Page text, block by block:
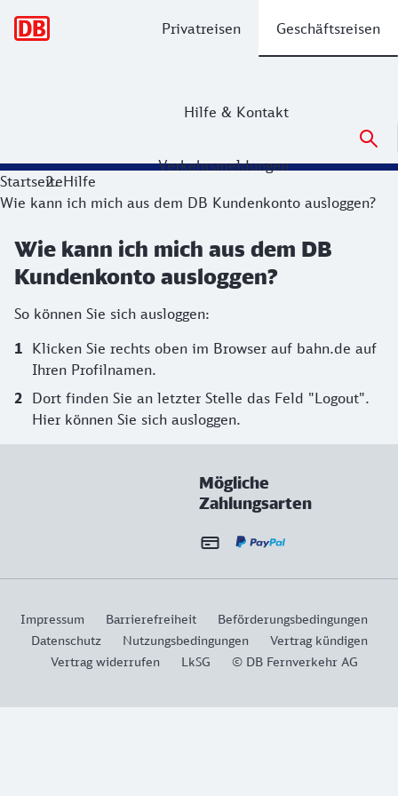
Privatreisen Geschäftsreisen
Hilfe & Kontakt
Verkehrsmeldungen
StartseiteHilfe
Wie kann ich mich aus dem DB Kundenkonto ausloggen?
Wie kann ich mich aus dem DB
Kundenkonto ausloggen?
So können Sie sich ausloggen:
Klicken Sie rechts oben im Browser auf bahn.de auf
Ihren Profilnamen.
Dort finden Sie an letzter Stelle das Feld "Logout".
Hier können Sie sich ausloggen.
Mögliche
Zahlungsarten
Impressum Barrierefreiheit
Beförderungsbedingungen
Datenschutz
Nutzungsbedingungen
Vertrag kündigen
Vertrag widerrufen
LkSG © DB Fernverkehr AG